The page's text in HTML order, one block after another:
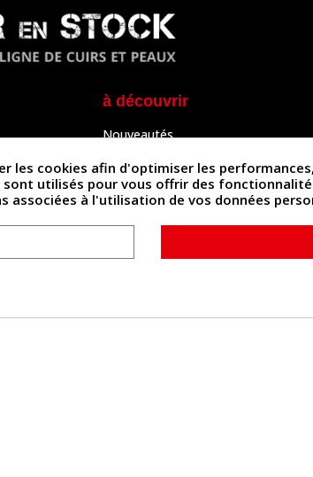
?
à découvrir
Nouveautés
Outils & Accessoires
Tutos
Actualités
les cookies afin d'optimiser les
utilisés pour vous offrir des
associées à l'utilisation de vos données